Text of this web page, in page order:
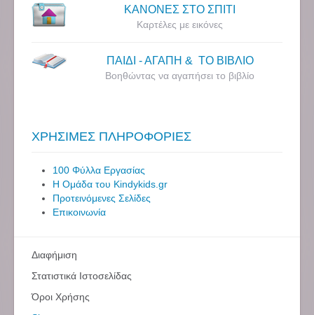
ΚΑΝΟΝΕΣ ΣΤΟ ΣΠΙΤΙ
Καρτέλες με εικόνες
ΠΑΙΔΙ - ΑΓΑΠΗ & ΤΟ ΒΙΒΛΙΟ
Βοηθώντας να αγαπήσει το βιβλίο
ΧΡΗΣΙΜΕΣ ΠΛΗΡΟΦΟΡΙΕΣ
100 Φύλλα Εργασίας
Η Ομάδα του Kindykids.gr
Προτεινόμενες Σελίδες
Επικοινωνία
Διαφήμιση
Στατιστικά Ιστοσελίδας
Όροι Χρήσης